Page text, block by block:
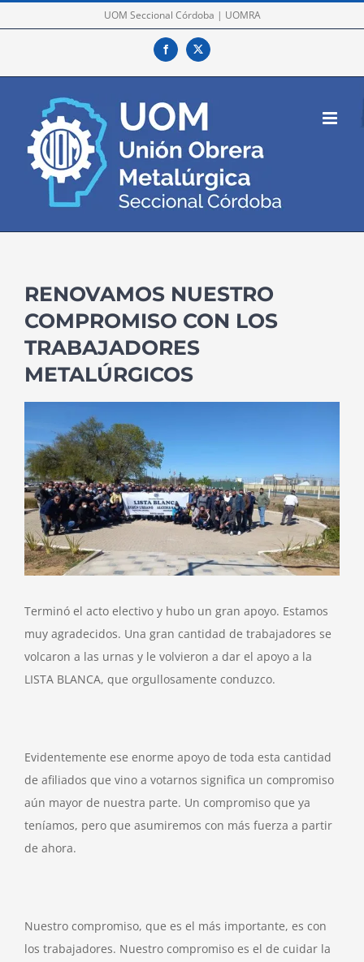
to
UOM Seccional Córdoba | UOMRA
Facebook
X
RENOVAMOS NUESTRO
COMPROMISO CON LOS
TRABAJADORES
METALÚRGICOS
Larger
Image
Terminó el acto electivo y hubo un gran apoyo. Estamos
muy agradecidos. Una gran cantidad de trabajadores se
volcaron a las urnas y le volvieron a dar el apoyo a la
LISTA BLANCA, que orgullosamente conduzco.
Evidentemente ese enorme apoyo de toda esta cantidad
de afiliados que vino a votarnos significa un compromiso
aún mayor de nuestra parte. Un compromiso que ya
teníamos, pero que asumiremos con más fuerza a partir
de ahora.
Nuestro compromiso, que es el más importante, es con
los trabajadores. Nuestro compromiso es el de cuidar la